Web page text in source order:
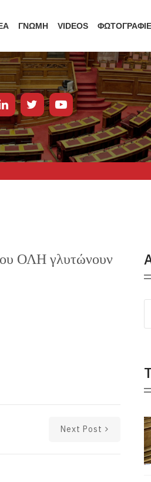
ΓΝΩΜΗ VIDEOS
ΟΛΗ γλυτώνουν
Next Post